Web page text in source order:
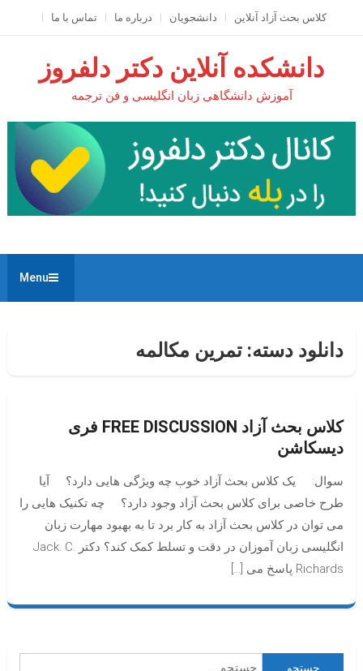
کلاس بحث آزاد آنلاين دانشجویان درباره ما تماس با ما
دانشکده آنلاین دکتر دلفروز
آموزش دانشگاهی زبان انگلیسی و فن ترجمه
Menu
دانلود دسته: تمرین مکالمه
کلاس بحث آزاد FREE DISCUSSION فری
دیسکاشن
سوال: یک کلاس بحث آزاد خوب چه ویژگی هایی دارد؟ آیا
طرح خاصی برای کلاس بحث آزاد وجود دارد؟ چه تکنیک هایی را
می توان در کلاس بحث آزاد به کار برد تا به بهبود مهارت زبان
انگلیسی زبان آموزان در دقت و تسلط کمک کند؟ دکتر Jack. C.
Richards پاسخ می […]